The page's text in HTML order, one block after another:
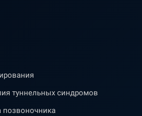
туннельных синдромов
позвоночника